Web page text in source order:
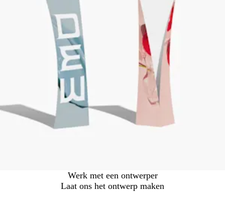
Werk met een ontwerper
Laat ons het ontwerp maken